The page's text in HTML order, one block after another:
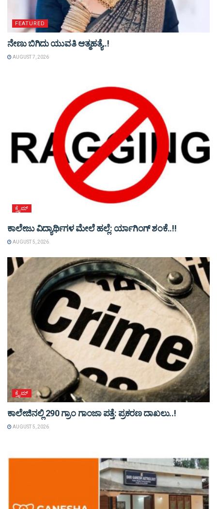
FEATURED
ನೇಣು ಬಿಗಿದು ಯುವತಿ ಆತ್ಮಹತ್ಯೆ..!
AUGUST 7, 2026
ಕ್ರೈಮ್
ಕಾಲೇಜು ವಿದ್ಯಾರ್ಥಿಗಳ ಮೇಲೆ ಹಲ್ಲೆ: ರ್ಯಾಗಿಂಗ್ ಶಂಕೆ..!!
AUGUST 5, 2026
ಕ್ರೈಮ್
ಕಾಲೇಜಿನಲ್ಲಿ 290 ಗ್ರಾಂ ಗಾಂಜಾ ಪತ್ತೆ: ಪ್ರಕರಣ ದಾಖಲು..!
AUGUST 5, 2026